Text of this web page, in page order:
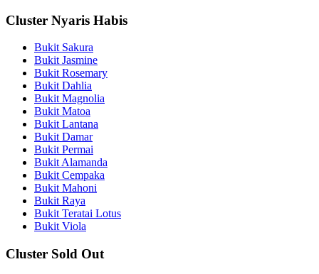
Cluster Nyaris Habis
Bukit Sakura
Bukit Jasmine
Bukit Rosemary
Bukit Dahlia
Bukit Magnolia
Bukit Matoa
Bukit Lantana
Bukit Damar
Bukit Permai
Bukit Alamanda
Bukit Cempaka
Bukit Mahoni
Bukit Raya
Bukit Teratai Lotus
Bukit Viola
Cluster Sold Out